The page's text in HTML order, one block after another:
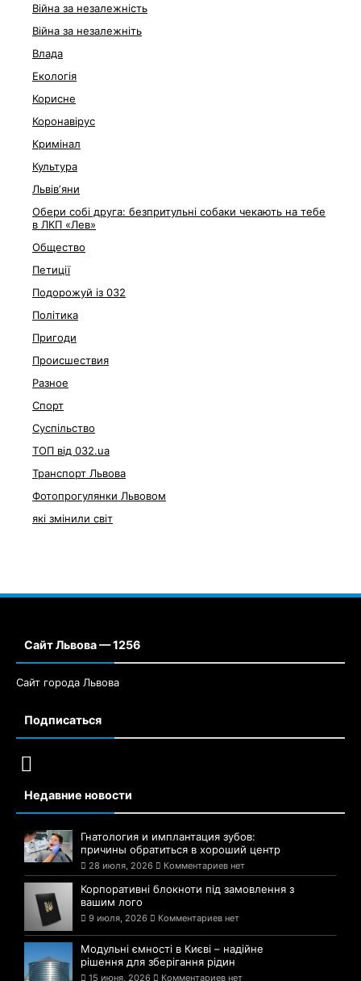
Війна за незалежність
Війна за незалежніть
Влада
Екологія
Корисне
Коронавірус
Кримінал
Культура
Львівʼяни
Обери собі друга: безпритульні собаки чекають на тебе
в ЛКП «Лев»
Общество
Петиції
Подорожуй із 032
Політика
Пригоди
Происшествия
Разное
Спорт
Суспільство
ТОП від 032.ua
Транспорт Львова
Фотопрогулянки Львовом
які змінили світ
Сайт Львова — 1256
Сайт города Львова
Подписаться
Недавние новости
Гнатология и имплантация зубов:
причины обратиться в хороший центр
28 июля, 2026 Комментариев нет
Корпоративні блокноти під замовлення з
вашим лого
9 июля, 2026 Комментариев нет
Модульні ємності в Києві – надійне
рішення для зберігання рідин
15 июня, 2026 Комментариев нет